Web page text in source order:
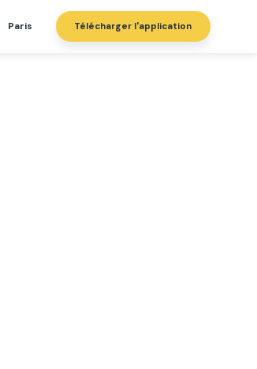
Paris Télécharger l'application